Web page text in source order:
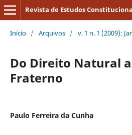
Início / Arquivos / v. 1 n. 1 (2009):
Do Direito Natural
Fraterno
Paulo Ferreira da Cunha